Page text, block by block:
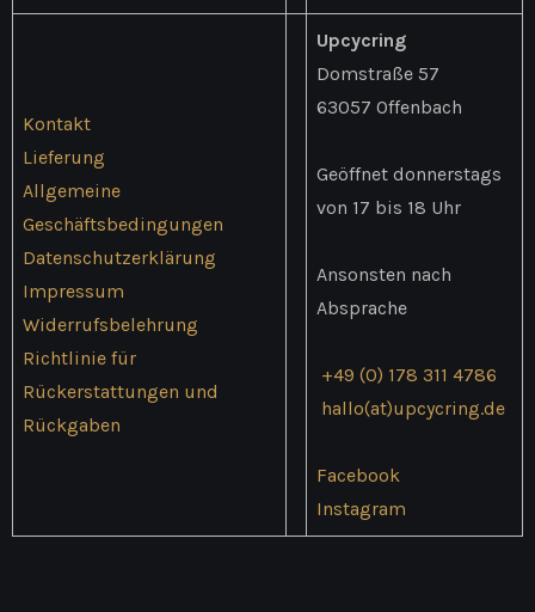
Kontakt
Lieferung
Allgemeine
Geschäftsbedingungen
Datenschutzerklärung
Impressum
Widerrufsbelehrung
Richtlinie für
Rückerstattungen und
Rückgaben
Upcycring
Domstraße 57
63057 Offenbach
Geöffnet donnerstags
von 17 bis 18 Uhr
Ansonsten nach
Absprache
+49 (0) 178 311 4786
hallo(at)upcycring.de
Facebook
Instagram